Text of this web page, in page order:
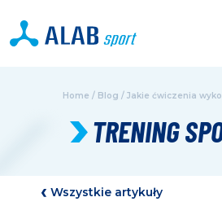
Wszystkie artykuły
Home / Blog / Jakie ćwiczenia
TRENING